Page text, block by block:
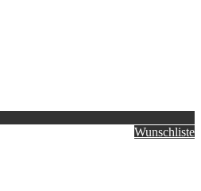
Wunschliste